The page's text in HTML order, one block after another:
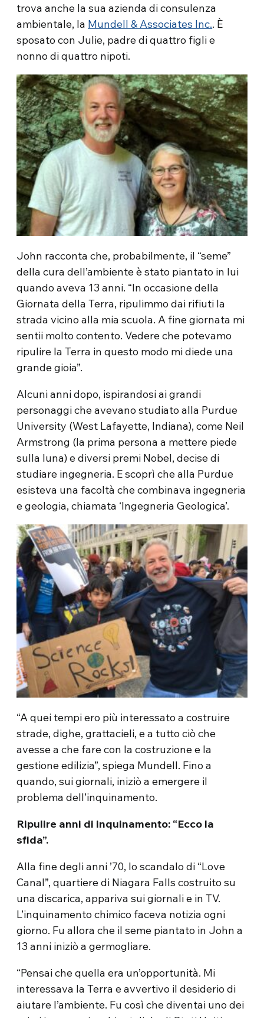
trova anche la sua azienda di consulenza
ambientale, la Mundell & Associates Inc.. È
sposato con Julie, padre di quattro figli e
nonno di quattro nipoti.
John racconta che, probabilmente, il “seme”
della cura dell’ambiente è stato piantato in lui
quando aveva 13 anni. “In occasione della
Giornata della Terra, ripulimmo dai rifiuti la
strada vicino alla mia scuola. A fine giornata mi
sentii molto contento. Vedere che potevamo
ripulire la Terra in questo modo mi diede una
grande gioia”.
Alcuni anni dopo, ispirandosi ai grandi
personaggi che avevano studiato alla Purdue
University (West Lafayette, Indiana), come Neil
Armstrong (la prima persona a mettere piede
sulla luna) e diversi premi Nobel, decise di
studiare ingegneria. E scoprì che alla Purdue
esisteva una facoltà che combinava ingegneria
e geologia, chiamata ‘Ingegneria Geologica’.
“A quei tempi ero più interessato a costruire
strade, dighe, grattacieli, e a tutto ciò che
avesse a che fare con la costruzione e la
gestione edilizia”, spiega Mundell. Fino a
quando, sui giornali, iniziò a emergere il
problema dell’inquinamento.
Ripulire anni di inquinamento: “Ecco la
sfida”.
Alla fine degli anni ’70, lo scandalo di “Love
Canal”, quartiere di Niagara Falls costruito su
una discarica, appariva sui giornali e in TV.
L’inquinamento chimico faceva notizia ogni
giorno. Fu allora che il seme piantato in John a
13 anni iniziò a germogliare.
“Pensai che quella era un’opportunità. Mi
interessava la Terra e avvertivo il desiderio di
aiutare l’ambiente. Fu così che diventai uno dei